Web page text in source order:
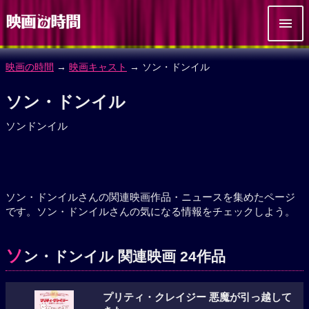
映画の時間 → 映画キャスト → ソン・ドンイル
ソン・ドンイル
ソンドンイル
ソン・ドンイルさんの関連映画作品・ニュースを集めたページ
です。ソン・ドンイルさんの気になる情報をチェックしよう。
ソ ン・ドンイル 関連映画 24作品
プリティ・クレイジー 悪魔が引っ越して